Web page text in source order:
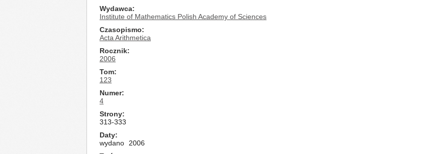
Wydawca
Institute of Mathematics Polish Academy of Sciences
Czasopismo
Acta Arithmetica
Rocznik
2006
Tom
123
Numer
4
Strony
313-333
Daty
wydano
2006